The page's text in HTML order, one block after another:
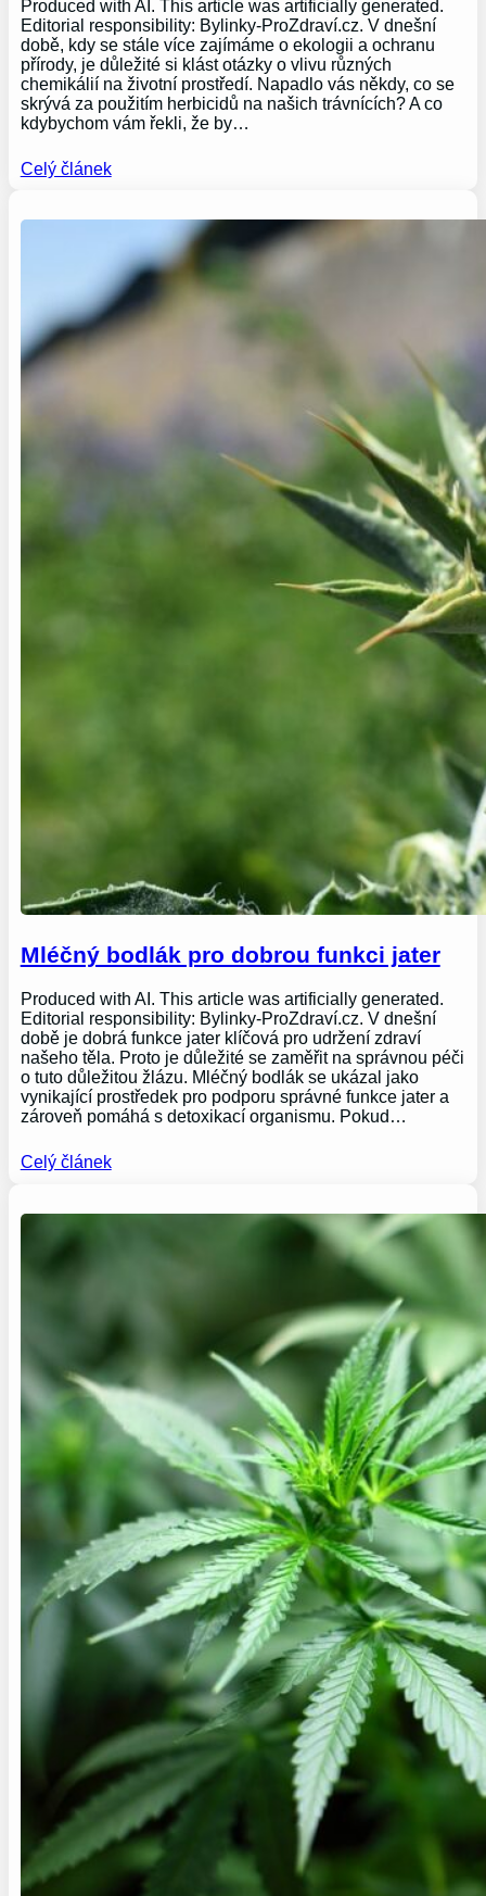
Produced with AI. This article was artificially generated.
Editorial responsibility: Bylinky-ProZdraví.cz. V dnešní
době, kdy se stále více zajímáme o ekologii a ochranu
přírody, je důležité si klást otázky o vlivu různých
chemikálií na životní prostředí. Napadlo vás někdy, co se
skrývá za použitím herbicidů na našich trávnících? A co
kdybychom vám řekli, že by…
Celý článek
Mléčný bodlák pro dobrou funkci jater
Produced with AI. This article was artificially generated.
Editorial responsibility: Bylinky-ProZdraví.cz. V dnešní
době je dobrá funkce jater klíčová pro udržení zdraví
našeho těla. Proto je důležité se zaměřit na správnou péči
o tuto důležitou žlázu. Mléčný bodlák se ukázal jako
vynikající prostředek pro podporu správné funkce jater a
zároveň pomáhá s detoxikací organismu. Pokud…
Celý článek